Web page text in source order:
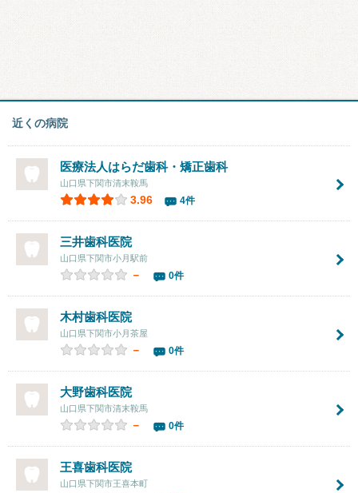
近くの病院
医療法人はらだ歯科・矯正歯科
山口県下関市清末鞍馬
3.96 4件
三井歯科医院
山口県下関市小月駅前
－ 0件
木村歯科医院
山口県下関市小月茶屋
－ 0件
大野歯科医院
山口県下関市清末鞍馬
－ 0件
王喜歯科医院
山口県下関市王喜本町